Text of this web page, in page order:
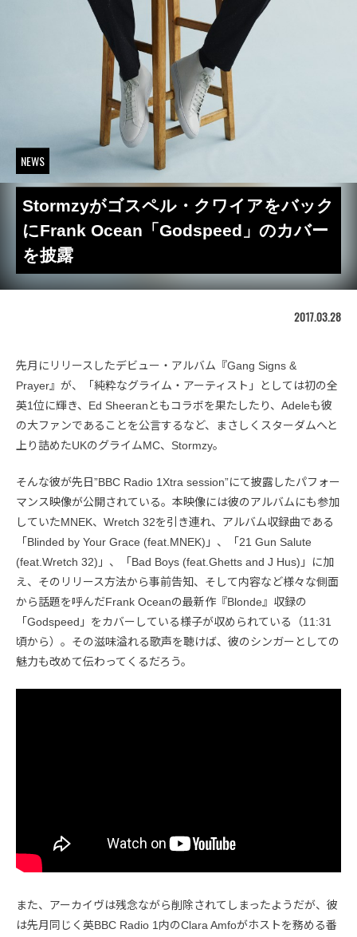
NEWS
Stormzyがゴスペル・クワイアをバック
にFrank Ocean「Godspeed」のカバー
を披露
2017.03.28
先月にリリースしたデビュー・アルバム『Gang Signs &
Prayer』が、「純粋なグライム・アーティスト」としては初の全
英1位に輝き、Ed Sheeranともコラボを果たしたり、Adeleも彼
の大ファンであることを公言するなど、まさしくスターダムへと
上り詰めたUKのグライムMC、Stormzy。
そんな彼が先日”BBC Radio 1Xtra session”にて披露したパフォー
マンス映像が公開されている。本映像には彼のアルバムにも参加
していたMNEK、Wretch 32を引き連れ、アルバム収録曲である
「Blinded by Your Grace (feat.MNEK)」、「21 Gun Salute
(feat.Wretch 32)」、「Bad Boys (feat.Ghetts and J Hus)」に加
え、そのリリース方法から事前告知、そして内容など様々な側面
から話題を呼んだFrank Oceanの最新作『Blonde』収録の
「Godspeed」をカバーしている様子が収められている（11:31
頃から）。その滋味溢れる歌声を聴けば、彼のシンガーとしての
魅力も改めて伝わってくるだろう。
また、アーカイヴは残念ながら削除されてしまったようだが、彼
は先月同じく英BBC Radio 1内のClara Amfoがホストを務める番